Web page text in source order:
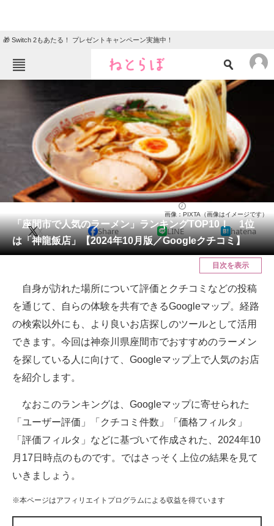
🎁 Switch 2もあたる！ プレゼントキャンペーン実施中！
ニュース
クイズ
地域
教育・育児
動物 リサーチ
会員記事
メディア
ITの今と未来を見通す
スマホと通信の最新トレンド
進化するPCとデバイスの未来
好きが集まる 比べて選べる
ビジネスと働き方のヒント
企業ITのトレンドを詳説
「座間市で人気のラーメン」ランキングTOP10！ 1位
は「神龍飯店」【2024年10月版／Googleクチコミ】
画像：PIXTA（画像はイメージです）
X Share LINE hatena
目次を表示
自身が訪れた場所について評価とクチコミなどの投稿
を通じて、自らの体験を共有できるGoogleマップ。経路
の検索以外にも、より良いお店探しのツールとして活用
できます。今回は神奈川県座間市でおすすめのラーメン
を探している人に向けて、Googleマップ上で人気のお店
を紹介します。
なおこのランキングは、Googleマップに寄せられた
「ユーザー評価」「クチコミ件数」「価格フィルタ」
「評価フィルタ」などに基づいて作成された、2024年10
月17日時点のものです。ではさっそく上位の結果を見て
いきましょう。
※本ページはアフィリエイトプログラムによる収益を得ています